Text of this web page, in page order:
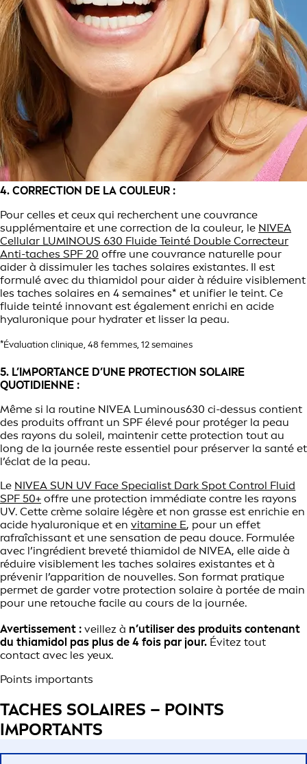
4. CORRECTION DE LA COULEUR :
Pour celles et ceux qui recherchent une couvrance
supplémentaire et une correction de la couleur, le NIVEA
Cellular LUMINOUS 630 Fluide Teinté Double Correcteur
Anti-taches SPF 20 offre une couvrance naturelle pour
aider à dissimuler les taches solaires existantes. Il est
formulé avec du thiamidol pour aider à réduire visiblement
les taches solaires en 4 semaines* et unifier le teint. Ce
fluide teinté innovant est également enrichi en acide
hyaluronique pour hydrater et lisser la peau.
*Évaluation clinique, 48 femmes, 12 semaines
5. L’IMPORTANCE D’UNE PROTECTION SOLAIRE
QUOTIDIENNE :
Même si la routine NIVEA Luminous630 ci-dessus contient
des produits offrant un SPF élevé pour protéger la peau
des rayons du soleil, maintenir cette protection tout au
long de la journée reste essentiel pour préserver la santé et
l’éclat de la peau.
Le NIVEA SUN UV Face Specialist Dark Spot Control Fluid
SPF 50+ offre une protection immédiate contre les rayons
UV. Cette crème solaire légère et non grasse est enrichie en
acide hyaluronique et en vitamine E, pour un effet
rafraîchissant et une sensation de peau douce. Formulée
avec l’ingrédient breveté thiamidol de NIVEA, elle aide à
réduire visiblement les taches solaires existantes et à
prévenir l’apparition de nouvelles. Son format pratique
permet de garder votre protection solaire à portée de main
pour une retouche facile au cours de la journée.
Avertissement : veillez à n’utiliser des produits contenant
du thiamidol pas plus de 4 fois par jour. Évitez tout
contact avec les yeux.
Points importants
TACHES SOLAIRES – POINTS
IMPORTANTS